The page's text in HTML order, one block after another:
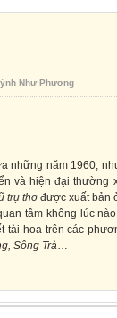
Như Phương
những năm 1960,
và hiện đại thường
trụ thơđược xuất bản
tâm không lúc
hoa trên các
Sông Trà…